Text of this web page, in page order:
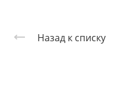
Назад к списку